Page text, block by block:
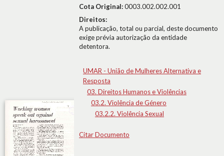
Cota Original:0003.002.002.001
Direitos:
A publicação, total ou parcial, deste documento
exige prévia autorização da entidade
detentora.
UMAR - União de Mulheres Alternativa e
Resposta
03. Direitos Humanos e Violências
03.2. Violência de Género
03.2.2. Violência Sexual
Citar Documento